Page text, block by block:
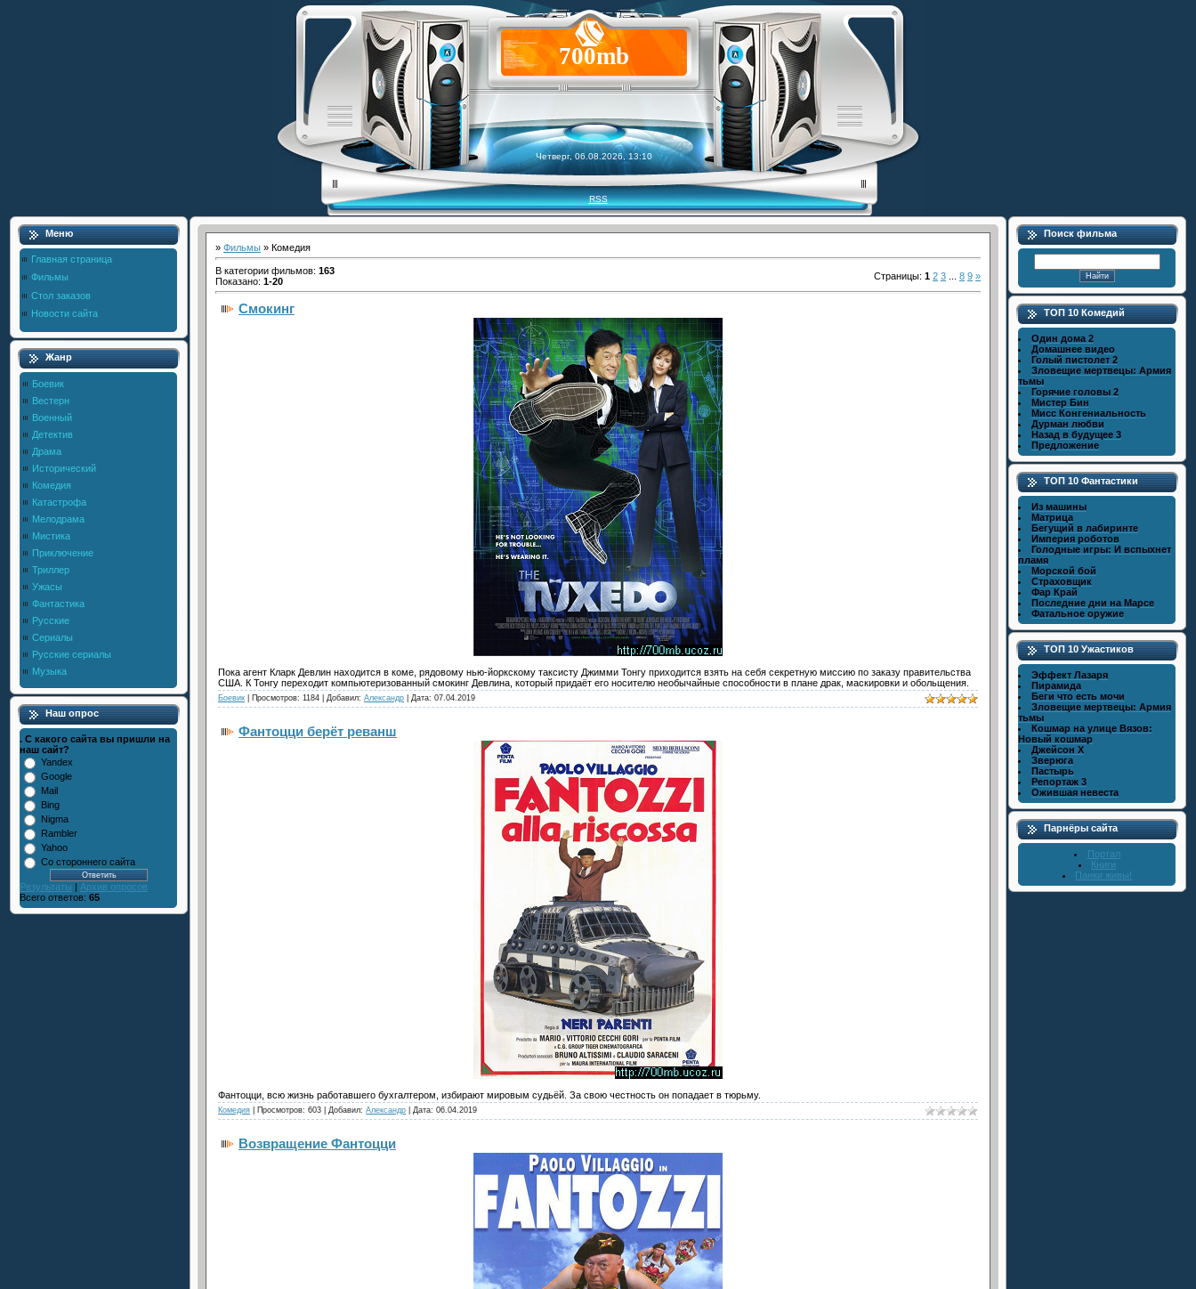
700mb
Четверг, 06.08.2026, 13:10
RSS
Меню
Главная страница
Фильмы
Стол заказов
Новости сайта
Жанр
Боевик
Вестерн
Военный
Детектив
Драма
Исторический
Комедия
Катастрофа
Мелодрама
Мистика
Приключение
Триллер
Ужасы
Фантастика
Русские
Сериалы
Русские сериалы
Музыка
Наш опрос
. С какого сайта вы пришли на
наш сайт?
Yandex
Google
Mail
Bing
Nigma
Rambler
Yahoo
Со стороннего сайта
Результаты | Архив опросов
Всего ответов: 65
» Фильмы » Комедия
В категории фильмов: 163
Показано: 1-20 Страницы: 1 2 3 8 9 »
Смокинг
Пока агент Кларк Девлин находится в коме, рядовому нью-йоркскому таксисту Джимми Тонгу приходится взять на себя секретную миссию по заказу правительства
США. К Тонгу переходит компьютеризованный смокинг Девлина, который придаёт его носителю необычайные способности в плане драк, маскировки и обольщения.
Боевик | Просмотров: 1184 | Добавил: Александр | Дата: 07.04.2019
Фантоцци берёт реванш
Фантоцци, всю жизнь работавшего бухгалтером, избирают мировым судьёй. За свою честность он попадает в тюрьму.
Комедия | Просмотров: 603 | Добавил: Александр | Дата: 06.04.2019
Возвращение Фантоцци
Поиск фильма
ТОП 10 Комедий
Один дома 2
Домашнее видео
Голый пистолет 2
Зловещие мертвецы: Армия
тьмы
Горячие головы 2
Мистер Бин
Мисс Конгениальность
Дурман любви
Назад в будущее 3
Предложение
ТОП 10 Фантастики
Из машины
Матрица
Бегущий в лабиринте
Империя роботов
Голодные игры: И вспыхнет
пламя
Морской бой
Страховщик
Фар Край
Последние дни на Марсе
Фатальное оружие
ТОП 10 Ужастиков
Эффект Лазаря
Пирамида
Беги что есть мочи
Зловещие мертвецы: Армия
тьмы
Кошмар на улице Вязов:
Новый кошмар
Джейсон X
Зверюга
Пастырь
Репортаж 3
Ожившая невеста
Парнёры сайта
Портал
Книги
Панки живы!